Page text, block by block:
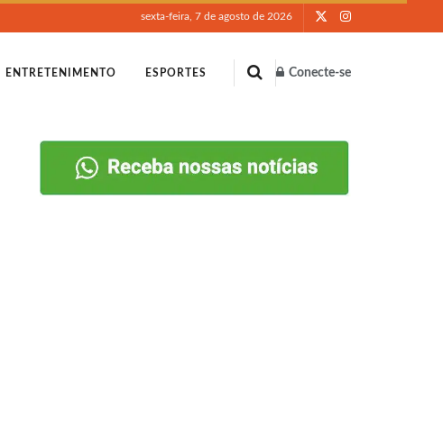
sexta-feira, 7 de agosto de 2026
ENTRETENIMENTO ESPORTES Conecte-se